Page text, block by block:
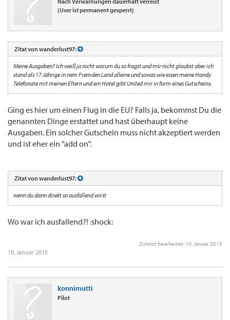
(User ist permanent gesperrt)
Zitat von wanderlust97:
Meine Ausgaben? Ich weiß ja nicht warum du so fragst und mir nicht glaubst aber ich
stand als 17 Jährige in nem Fremden Land alleine und sowas wie essen meine Handy
Telefonate mit meinen Eltern und ein Hotel gibt United mir in form eines Gutscheins.
Ging es hier um einen Flug in die EU? Falls ja, bekommst Du die
genannten Dinge erstattet und hast überhaupt keine
Ausgaben. Ein solcher Gutschein muss nicht akzeptiert werden
und ist eher ein "add on".
Zitat von wanderlust97:
wenn du dann direkt so ausfallend wirst
Wo war ich ausfallend?! :shock:
Zuletzt bearbeitet: 10. Januar 2015
10. Januar 2015
konnimutti
Pilot